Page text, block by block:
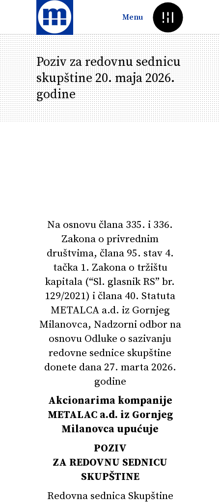
Menu
Poziv za redovnu sednicu
skupštine 20. maja 2026.
godine
Na osnovu člana 335. i 336.
Zakona o privrednim
društvima, člana 95. stav 4.
tačka 1. Zakona o tržištu
kapitala (“Sl. glasnik RS” br.
129/2021) i člana 40. Statuta
METALCA a.d. iz Gornjeg
Milanovca, Nadzorni odbor na
osnovu Odluke o sazivanju
redovne sednice skupštine
donete dana 27. marta 2026.
godine
Akcionarima kompanije
METALAC a.d. iz Gornjeg
Milanovca upućuje
POZIV
ZA REDOVNU SEDNICU
SKUPŠTINE
Redovna sednica Skupštine